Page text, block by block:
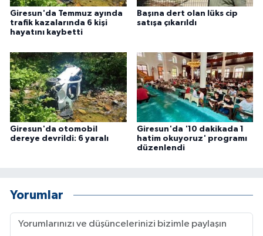
Giresun'da Temmuz ayında
trafik kazalarında 6 kişi
hayatını kaybetti
Başına dert olan lüks cip
satışa çıkarıldı
Giresun'da otomobil
dereye devrildi: 6 yaralı
Giresun'da '10 dakikada 1
hatim okuyoruz' programı
düzenlendi
Yorumlar